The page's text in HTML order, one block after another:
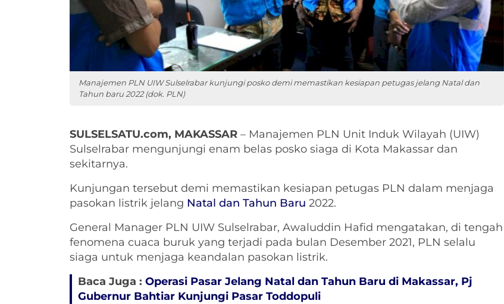
Manajemen PLN UIW Sulselrabar kunjungi posko demi memastikan kesiapan petugas jelang Natal dan
Tahun baru 2022 (dok. PLN)
SULSELSATU.com, MAKASSAR – Manajemen PLN Unit Induk Wilayah (UIW)
Sulselrabar mengunjungi enam belas posko siaga di Kota Makassar dan
sekitarnya.
Kunjungan tersebut demi memastikan kesiapan petugas PLN dalam menjaga
pasokan listrik jelang Natal dan Tahun Baru 2022.
General Manager PLN UIW Sulselrabar, Awaluddin Hafid mengatakan, di tengah
fenomena cuaca buruk yang terjadi pada bulan Desember 2021, PLN selalu
siaga untuk menjaga keandalan pasokan listrik.
Baca Juga : Operasi Pasar Jelang Natal dan Tahun Baru di Makassar, Pj
Gubernur Bahtiar Kunjungi Pasar Toddopuli